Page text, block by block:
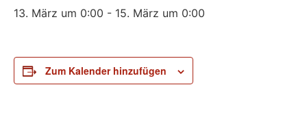
13. März um 0:00 - 15. März um 0:00
Zum Kalender hinzufügen